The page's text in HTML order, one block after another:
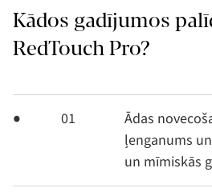
Kādos gadījumos
RedTouch Pro?
01
Ādas
ļenganums
un mīmiskās